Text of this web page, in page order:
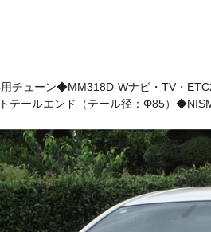
用チューン◆MM318D-Wナビ・TV・
テールエンド（テール径：Φ85）